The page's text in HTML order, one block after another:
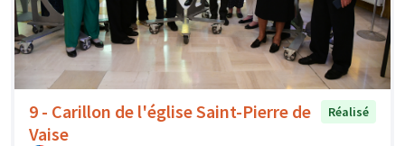
9 - Carillon de l'église Saint-Pierre de
Vaise
Réalisé